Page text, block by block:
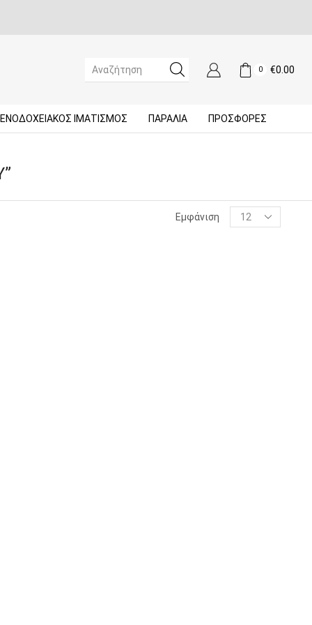
SEARCH
0 €0.00
ΙΜΑΤΙΣΜΌΣ ΠΑΡΑΛΙΑ ΠΡΟΣΦΟΡΈΣ
Εμφάνιση
Products
per